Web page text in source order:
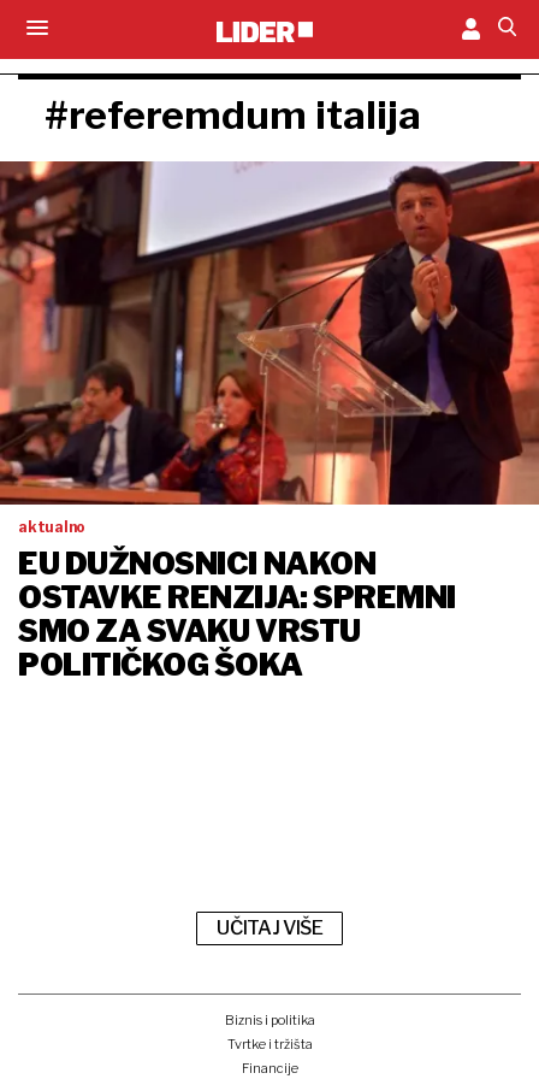
#referemdum italija
aktualno
EU DUŽNOSNICI NAKON
OSTAVKE RENZIJA: SPREMNI
SMO ZA SVAKU VRSTU
POLITIČKOG ŠOKA
UČITAJ VIŠE
Biznis i politika
Tvrtke i tržišta
Financije